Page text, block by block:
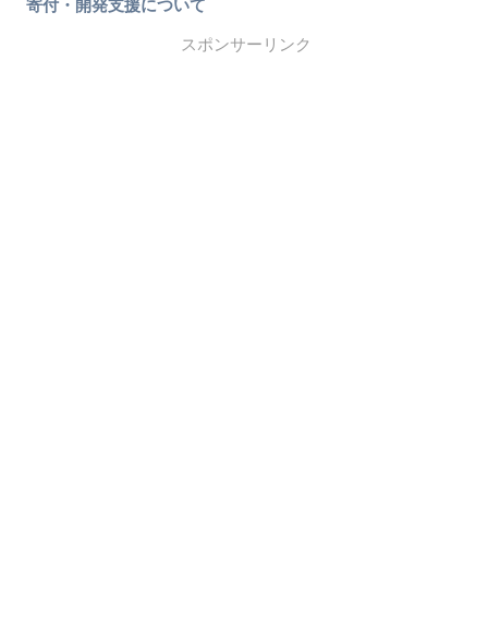
寄付・開発支援について
スポンサーリンク